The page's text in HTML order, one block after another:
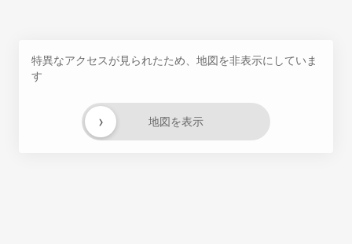
特異なアクセスが見られたため、地図を非表示にしていま
す
地図を表示
›